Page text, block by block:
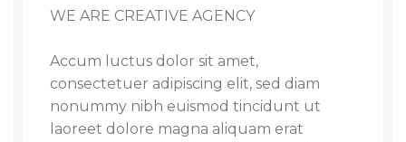
WE ARE CREATIVE AGENCY
Accum luctus dolor sit amet,
consectetuer adipiscing elit, sed diam
nonummy nibh euismod tincidunt ut
laoreet dolore magna aliquam erat